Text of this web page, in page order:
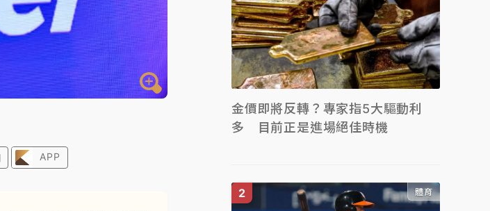
APP
金價即將反轉？專家指5大驅動利
多 目前正是進場絕佳時機
體育